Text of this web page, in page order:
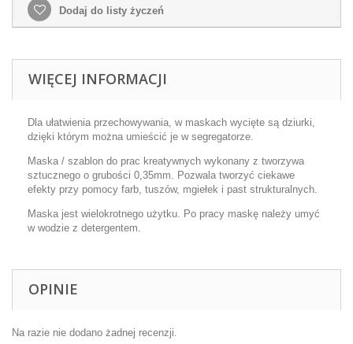
Dodaj do listy życzeń
WIĘCEJ INFORMACJI
Dla ułatwienia przechowywania, w maskach wycięte są dziurki,
dzięki którym można umieścić je w segregatorze.
Maska / szablon do prac kreatywnych wykonany z tworzywa
sztucznego o grubości 0,35mm. Pozwala tworzyć ciekawe
efekty przy pomocy farb, tuszów, mgiełek i past strukturalnych.
Maska jest wielokrotnego użytku. Po pracy maskę należy umyć
w wodzie z detergentem.
OPINIE
Na razie nie dodano żadnej recenzji.